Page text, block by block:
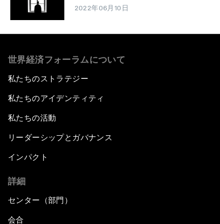
2022年06月10日
世界経済フォーラムについて
私たちのストラテジー
私たちのアイデンティティ
私たちの活動
リーダーシップとガバナンス
インパクト
詳細
センター（部門）
会合